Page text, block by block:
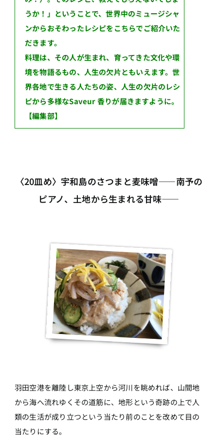
うか！」ということで、世界中のミュージシャ
ンからおそわったレシピをこちらでご紹介いた
だきます。
料理は、その人が生まれ、育ってきた文化や環
境を物語るもの、人生の欠片ともいえます。世
界各地で生きる人たちの姿、人生の欠片のレシ
ピから多様なSaveur 香りが届きますように。
【編集部】
〈20皿め〉宇和島のさつまと麦味噌――南予の
ピアノ、土地から生まれる甘味――
羽田空港を離陸し東京上空から河川を眺めれば、山間地
から海へ流れゆくその道筋に、地形という奇跡の上で人
類の生活が成り立つという当たり前のことを改めて目の
当たりにする。